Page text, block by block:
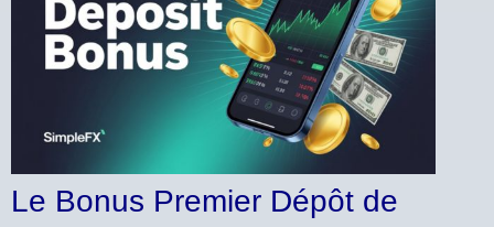
Le Bonus Premier Dépôt de